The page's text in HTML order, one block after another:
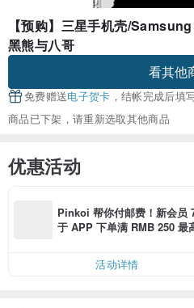
【预购】三星手机壳/
黑熊与八哥
看其他
免费赠送电子贺卡 ，结帐完成后填
商品已下架，请重新选取其他商品
优惠活动
Pinkoi 帮你付邮费！新会员
于 APP 下单满 RMB 250 最
活动详情